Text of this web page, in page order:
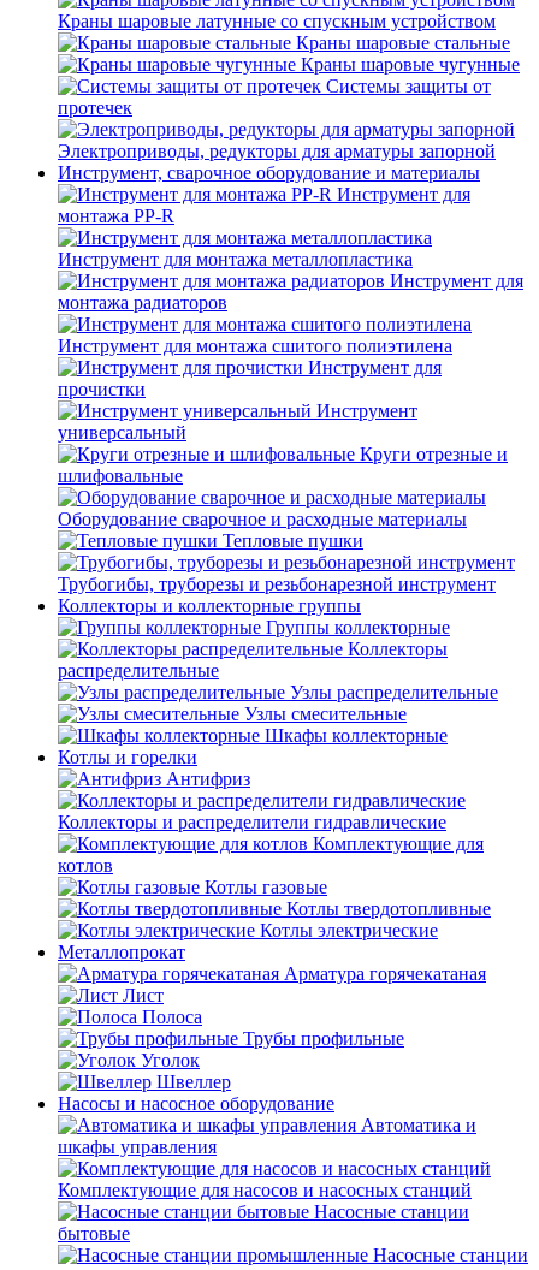
Краны шаровые латунные со спускным устройством
Краны шаровые стальные
Краны шаровые чугунные
Системы защиты от
протечек
Электроприводы, редукторы для арматуры запорной
Инструмент, сварочное оборудование и материалы
Инструмент для
монтажа PP-R
Инструмент для монтажа металлопластика
Инструмент для
монтажа радиаторов
Инструмент для монтажа сшитого полиэтилена
Инструмент для
прочистки
Инструмент
универсальный
Круги отрезные и
шлифовальные
Оборудование сварочное и расходные материалы
Тепловые пушки
Трубогибы, труборезы и резьбонарезной инструмент
Коллекторы и коллекторные группы
Группы коллекторные
Коллекторы
распределительные
Узлы распределительные
Узлы смесительные
Шкафы коллекторные
Котлы и горелки
Антифриз
Коллекторы и распределители гидравлические
Комплектующие для
котлов
Котлы газовые
Котлы твердотопливные
Котлы электрические
Металлопрокат
Арматура горячекатаная
Лист
Полоса
Трубы профильные
Уголок
Швеллер
Насосы и насосное оборудование
Автоматика и
шкафы управления
Комплектующие для насосов и насосных станций
Насосные станции
бытовые
Насосные станции